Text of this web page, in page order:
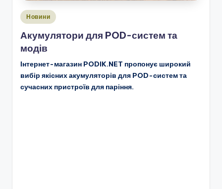
Опубліковано
Новини
Акумулятори для POD-систем та
модів
Інтернет-магазин PODIK.NET пропонує широкий
вибір якісних акумуляторів для POD-систем та
сучасних пристроїв для паріння.